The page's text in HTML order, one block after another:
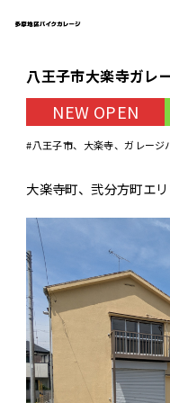
ガレージをさがす
会社情報
受
定
八王子市大楽寺ガ
NEW OPEN
#八王子市、大楽寺、ガレージ
大楽寺町、弐分方町エ